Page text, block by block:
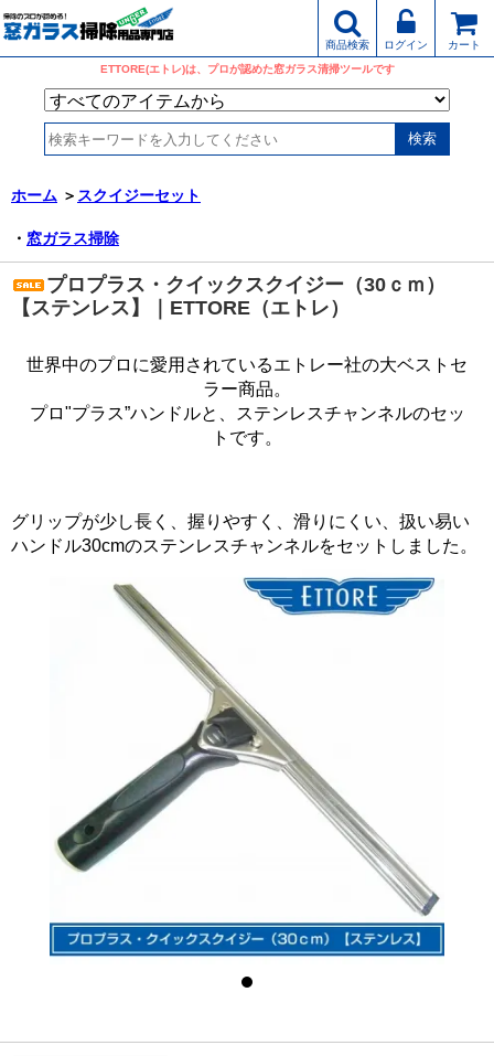
商品検索 ログイン
カート
ETTORE(エトレ)は、プロが認めた窓ガラス清掃ツールです
ホーム ＞ スクイジーセット
・ 窓ガラス掃除
プロプラス・クイックスクイジー（30ｃｍ）
【ステンレス】｜ETTORE（エトレ）
世界中のプロに愛用されているエトレー社の大ベストセ
ラー商品。
プロ"プラス”ハンドルと、ステンレスチャンネルのセッ
トです。
グリップが少し長く、握りやすく、滑りにくい、扱い易い
ハンドル30cmのステンレスチャンネルをセットしました。